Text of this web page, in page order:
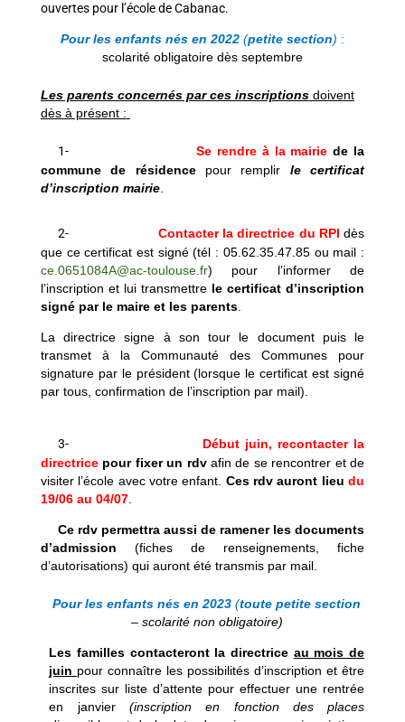
ouvertes pour l’école de Cabanac.
Pour les enfants nés en 2022(petite section) :
scolarité obligatoire dès septembre
Les parents concernés par ces inscriptionsdoivent
dès à présent :
1- Se rendre à la mairie de la
commune de résidence pour remplir le certificat
d’inscription mairie.
2- Contacter la directrice du RPI dès
que ce certificat est signé (tél : 05.62.35.47.85 ou mail :
ce.0651084A@ac-toulouse.fr) pour l’informer de
l’inscription et lui transmettre le certificat d’inscription
signé par le maire et les parents.
La directrice signe à son tour le document puis le
transmet à la Communauté des Communes pour
signature par le président (lorsque le certificat est signé
par tous, confirmation de l’inscription par mail).
3-
Début juin, recontacter la
directricepour fixer un rdv afin de se rencontrer et de
visiter l’école avec votre enfant. Ces rdv auront lieudu
19/06 au 04/07.
Ce rdv permettra aussi de ramener les documents
d’admission (fiches de renseignements, fiche
d’autorisations) qui auront été transmis par mail.
Pour les enfants nés en 2023(toute petite section
– scolarité non obligatoire)
Les familles contacteront la directrice au mois de
juin pour connaître les possibilités d’inscription et être
inscrites sur liste d’attente pour effectuer une rentrée
en janvier (inscription en fonction des places